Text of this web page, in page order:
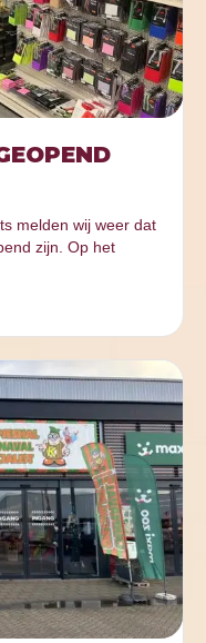
melden wij weer dat
zijn. Op het